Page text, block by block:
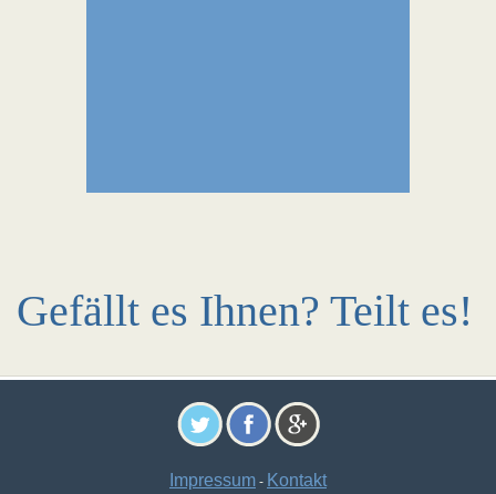
Gefällt es Ihnen? Teilt es!
Impressum - Kontakt